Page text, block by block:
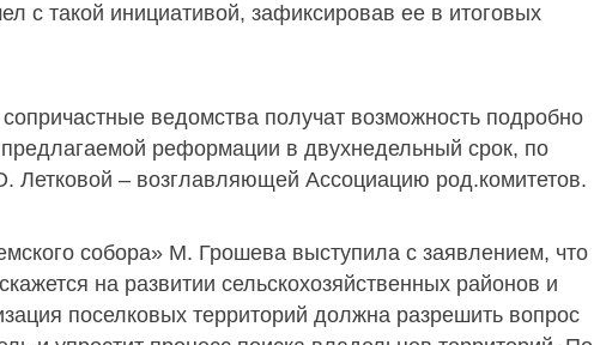
с такой инициативой, зафиксировав ее в итоговых
ведомства получат возможность подробно
реформации в двухнедельный срок, по
Летковой – возглавляющей Ассоциацию род.комитетов.
собора» М. Грошева выступила с заявлением, что
на развитии сельскохозяйственных районов и
поселковых территорий должна разрешить вопрос